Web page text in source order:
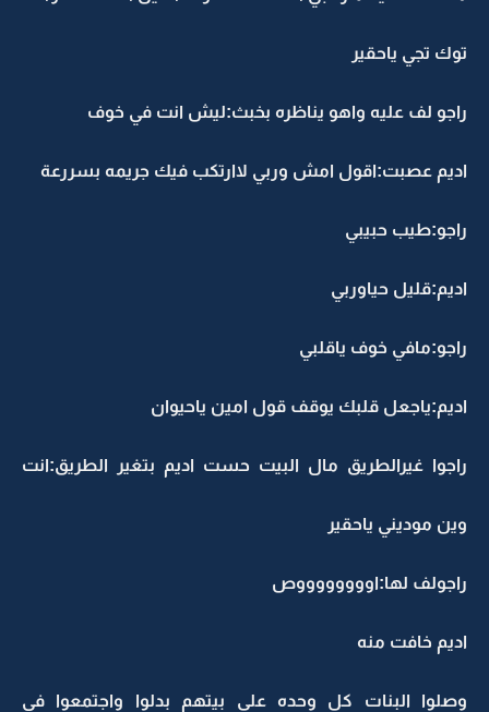
توك تجي ياحقير
راجو لف عليه واهو يناظره بخبث:ليش انت في خوف
اديم عصبت:اقول امش وربي لاارتكب فيك جريمه بسررعة
راجو:طيب حبيبي
اديم:قليل حياوربي
راجو:مافي خوف ياقلبي
اديم:ياجعل قلبك يوقف قول امين ياحيوان
راجوا غيرالطريق مال البيت حست اديم بتغير الطريق:انت
وين موديني ياحقير
راجولف لها:اووووووووص
اديم خافت منه
وصلوا البنات كل وحده على بيتهم بدلوا واجتمعوا في